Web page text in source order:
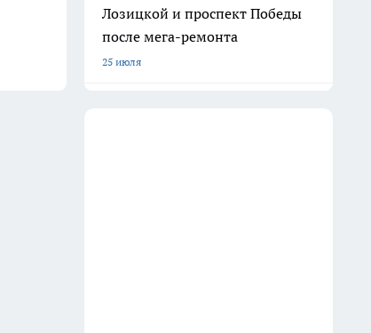
Лозицкой и проспект Победы
после мега-ремонта
25 июля